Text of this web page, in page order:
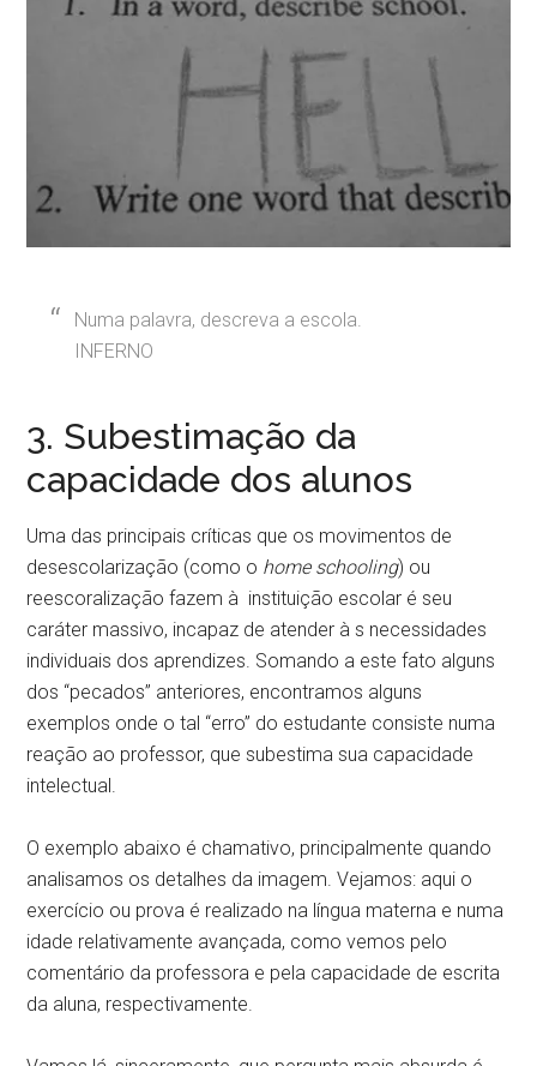
Numa palavra, descreva a escola.
INFERNO
3. Subestimação da
capacidade dos alunos
Uma das principais críticas que os movimentos de
desescolarização (como o home schooling) ou
reescoralização fazem à instituição escolar é seu
caráter massivo, incapaz de atender à s necessidades
individuais dos aprendizes. Somando a este fato alguns
dos “pecados” anteriores, encontramos alguns
exemplos onde o tal “erro” do estudante consiste numa
reação ao professor, que subestima sua capacidade
intelectual.
O exemplo abaixo é chamativo, principalmente quando
analisamos os detalhes da imagem. Vejamos: aqui o
exercício ou prova é realizado na língua materna e numa
idade relativamente avançada, como vemos pelo
comentário da professora e pela capacidade de escrita
da aluna, respectivamente.